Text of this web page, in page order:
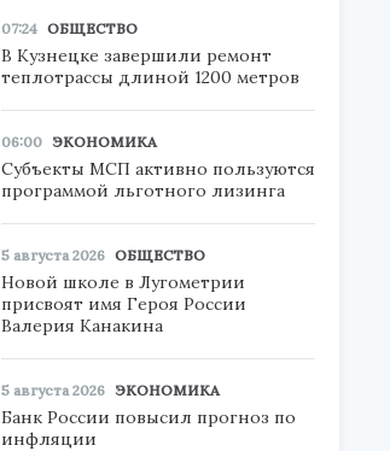
07:24 ОБЩЕСТВО
В Кузнецке завершили ремонт
теплотрассы длиной 1200 метров
06:00 ЭКОНОМИКА
Субъекты МСП активно пользуются
программой льготного лизинга
5 августа 2026 ОБЩЕСТВО
Новой школе в Лугометрии
присвоят имя Героя России
Валерия Канакина
5 августа 2026 ЭКОНОМИКА
Банк России повысил прогноз по
инфляции